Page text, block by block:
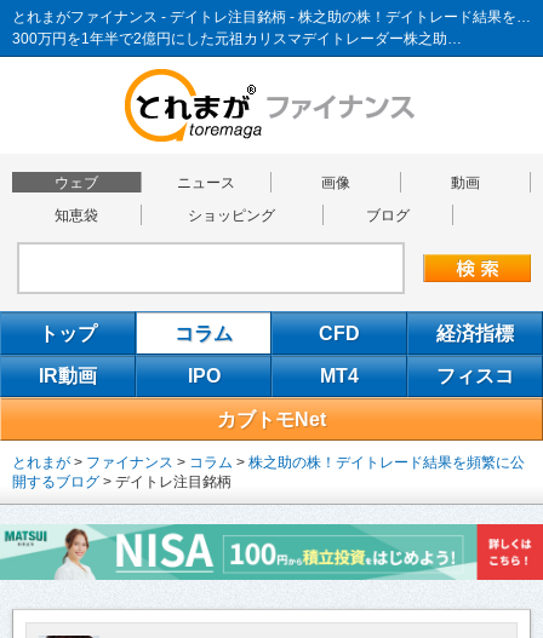
とれまがファイナンス - デイトレ注目銘柄 - 株之助の株！デイトレード結果を頻繁に公開するブログ
300万円を1年半で2億円にした元祖カリスマデイトレーダー株之助…
ウェブ ニュース 画像
動画
知恵袋
ショッピング ブログ
トップ コラム CFD 経済指標
IR動画 IPO MT4 フィスコ
カブトモNet
とれまが > ファイナンス > コラム > 株之助の株！デイトレード結果を頻繁に公
開するブログ > デイトレ注目銘柄